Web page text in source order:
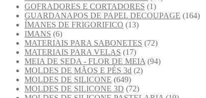
GOFRADORES E CORTADORES (1)
GUARDANAPOS DE PAPEL DECOUPAGE (164)
ÍMANES DE FRIGORIFICO (13)
IMANS (6)
MATERIAIS PARA SABONETES (72)
MATERIAIS PARA VELAS (17)
MEIA DE SEDA - FLOR DE MEIA (94)
MOLDES DE MÃOS E PÉS 3d (2)
MOLDES DE SILICONE (649)
MOLDES DE SILICONE 3D (72)